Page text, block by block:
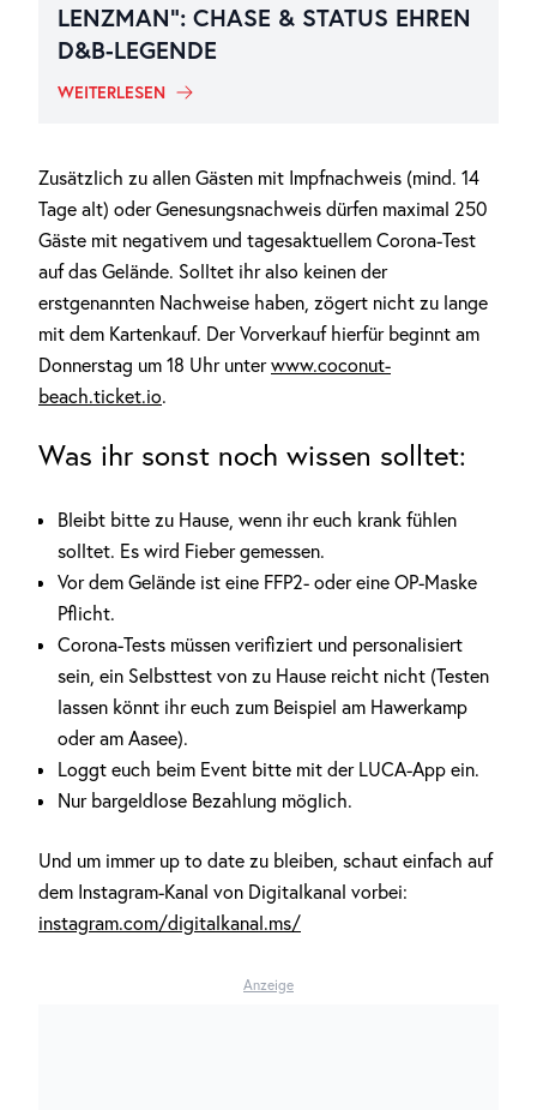
LENZMAN“: CHASE & STATUS EHREN
D&B-LEGENDE
WEITERLESEN
Zusätzlich zu allen Gästen mit Impfnachweis (mind. 14
Tage alt) oder Genesungsnachweis dürfen maximal 250
Gäste mit negativem und tagesaktuellem Corona-Test
auf das Gelände. Solltet ihr also keinen der
erstgenannten Nachweise haben, zögert nicht zu lange
mit dem Kartenkauf. Der Vorverkauf hierfür beginnt am
Donnerstag um 18 Uhr unterwww.coconut-
beach.ticket.io.
Was ihr sonst noch wissen solltet:
Bleibt bitte zu Hause, wenn ihr euch krank fühlen
solltet. Es wird Fieber gemessen.
Vor dem Gelände ist eine FFP2- oder eine OP-Maske
Pflicht.
Corona-Tests müssen verifiziert und personalisiert
sein, ein Selbsttest von zu Hause reicht nicht (Testen
lassen könnt ihr euch zum Beispiel am Hawerkamp
oder am Aasee).
Loggt euch beim Event bitte mit der LUCA-App ein.
Nur bargeldlose Bezahlung möglich.
Und um immer up to date zu bleiben, schaut einfach auf
dem Instagram-Kanal von Digitalkanal vorbei:
instagram.com/digitalkanal.ms/
Anzeige